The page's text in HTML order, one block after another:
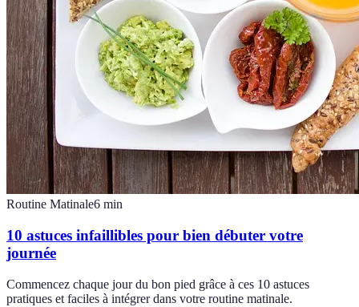
Routine Matinale6 min
10 astuces infaillibles pour bien débuter votre
journée
Commencez chaque jour du bon pied grâce à ces 10 astuces
pratiques et faciles à intégrer dans votre routine matinale.